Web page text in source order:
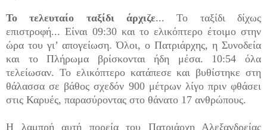
Το τελευταίο ταξίδι άρχιζε... Το ταξίδι δίχως
επιστροφή... Είναι 09:30 και το ελικόπτερο έτοιμο στην
ώρα του γι’ απογείωση. Όλοι, ο Πατριάρχης, η Συνοδεία
και το Πλήρωμα βρίσκονται ήδη μέσα. 10:54 όλα
τελείωσαν. Το ελικόπτερο κατάπεσε και βυθίστηκε στη
θάλασσα σε βάθος σχεδόν 900 μέτρων λίγο πριν φθάσει
στις Καρυές, παρασύροντας στο θάνατο 17 ανθρώπους.
Η λαμπρή αυτή πορεία του Πατριάρχη Αλεξανδρείας